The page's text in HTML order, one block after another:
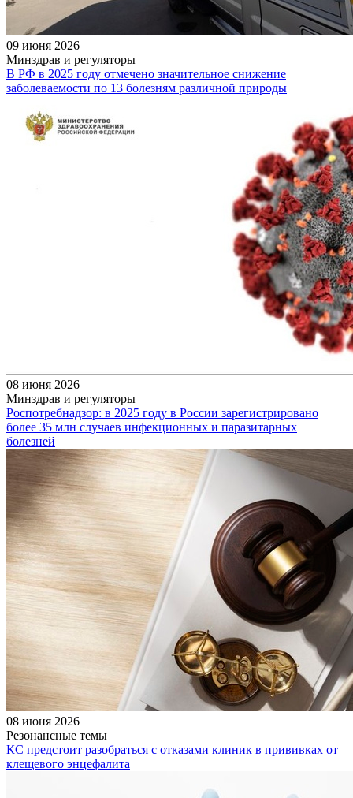
09 июня 2026
Минздрав и регуляторы
В РФ в 2025 году отмечено значительное снижение
заболеваемости по 13 болезням различной природы
08 июня 2026
Минздрав и регуляторы
Роспотребнадзор: в 2025 году в России зарегистрировано
более 35 млн случаев инфекционных и паразитарных
болезней
08 июня 2026
Резонансные темы
КС предстоит разобраться с отказами клиник в прививках от
клещевого энцефалита